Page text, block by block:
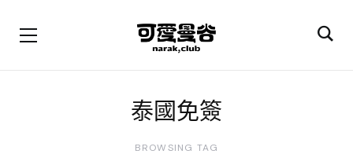
泰國免簽
BROWSING TAG